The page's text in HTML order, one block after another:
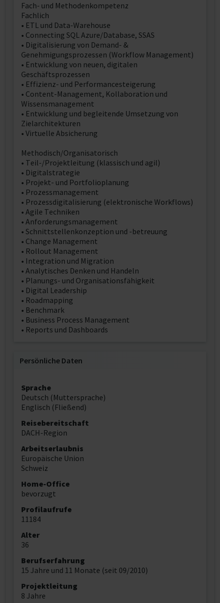
Fach- und Methodenkompetenz
Fachlich
• ETL und Data-Warehouse
• Connecting SQL Azure/Database, SSAS
• Digitalisierung von Demand- &
Genehmigungsprozessen (Workflow Management)
• Entwicklung von neuen, digitalen
Geschäftsprozessen
• Effizienz- und Performancesteigerung
• Content-Management, Kollaboration und
Wissensmanagement
• Entwicklung und begleitende Umsetzung von
Zielarchitekturen
• Virtuelle Absicherung
Methodisch/Organisatorisch
• Teil-/Projektleitung (klassisch und agil)
• Digitalstrategie
• Projekt- und Portfolioplanung
• Prozessmanagement
• Prozessdigitalisierung (elektronische Workflows)
• Agile Techniken
• Anforderungsmanagement
• Schnittstellenkonzeption und -betreuung
• Change Management
• Rollout Management
• Integration und Migration
• Analytisches Denken und Handeln
• Planungs- und Organisationsfähigkeit
• Digital Leadership
• Roadmapping
• Benchmark
• Business Process Management
• Reports und Dashboards
Persönliche Daten
Sprache
Deutsch (Muttersprache)
Englisch (Fließend)
Reisebereitschaft
DACH-Region
Arbeitserlaubnis
Europäische Union
Schweiz
Home-Office
bevorzugt
Profilaufrufe
11184
Alter
36
Berufserfahrung
15 Jahre und 11 Monate (seit 09/2010)
Projektleitung
8 Jahre